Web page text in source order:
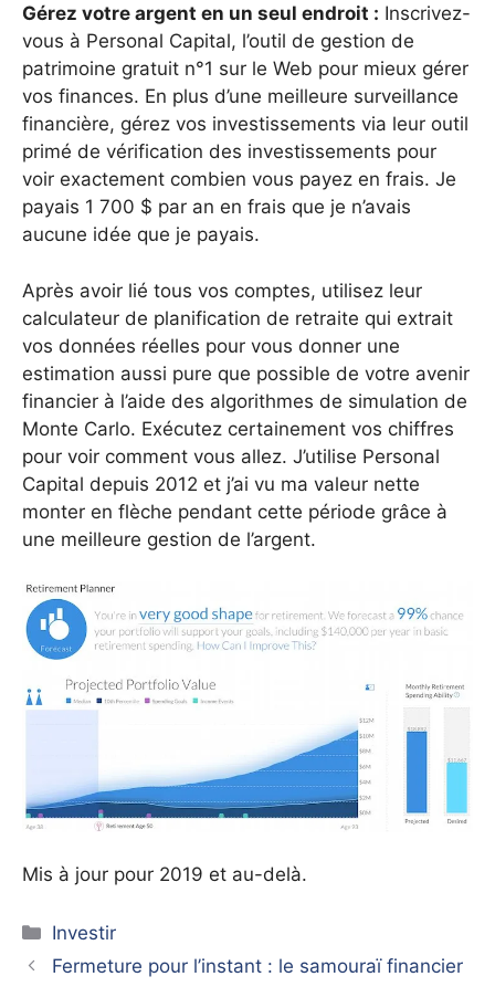
Gérez votre argent en un seul endroit : Inscrivez-
vous à Personal Capital, l’outil de gestion de
patrimoine gratuit n°1 sur le Web pour mieux gérer
vos finances. En plus d’une meilleure surveillance
financière, gérez vos investissements via leur outil
primé de vérification des investissements pour
voir exactement combien vous payez en frais. Je
payais 1 700 $ par an en frais que je n’avais
aucune idée que je payais.
Après avoir lié tous vos comptes, utilisez leur
calculateur de planification de retraite qui extrait
vos données réelles pour vous donner une
estimation aussi pure que possible de votre avenir
financier à l’aide des algorithmes de simulation de
Monte Carlo. Exécutez certainement vos chiffres
pour voir comment vous allez. J’utilise Personal
Capital depuis 2012 et j’ai vu ma valeur nette
monter en flèche pendant cette période grâce à
une meilleure gestion de l’argent.
Mis à jour pour 2019 et au-delà.
Catégories
Investir
Fermeture pour l’instant : le samouraï financier